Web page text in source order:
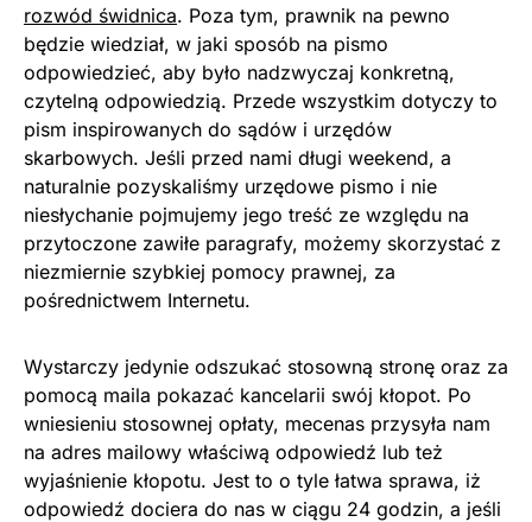
rozwód świdnica. Poza tym, prawnik na pewno
będzie wiedział, w jaki sposób na pismo
odpowiedzieć, aby było nadzwyczaj konkretną,
czytelną odpowiedzią. Przede wszystkim dotyczy to
pism inspirowanych do sądów i urzędów
skarbowych. Jeśli przed nami długi weekend, a
naturalnie pozyskaliśmy urzędowe pismo i nie
niesłychanie pojmujemy jego treść ze względu na
przytoczone zawiłe paragrafy, możemy skorzystać z
niezmiernie szybkiej pomocy prawnej, za
pośrednictwem Internetu.
Wystarczy jedynie odszukać stosowną stronę oraz za
pomocą maila pokazać kancelarii swój kłopot. Po
wniesieniu stosownej opłaty, mecenas przysyła nam
na adres mailowy właściwą odpowiedź lub też
wyjaśnienie kłopotu. Jest to o tyle łatwa sprawa, iż
odpowiedź dociera do nas w ciągu 24 godzin, a jeśli